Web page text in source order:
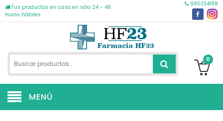
Tus productos en casa en sólo 24 - 48
horas hábiles
985334188
0
MENÚ